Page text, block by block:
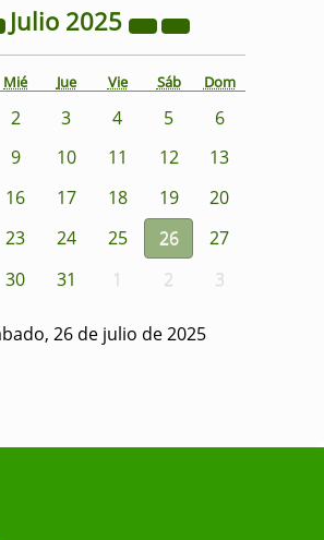
Julio 2025
Mié Jue Vie Sáb Dom
2 3 4 5
6
9 10 11 12
13
16 17 18 19
20
23 24 25 26
27
30 31 1 2 3
26 de julio de 2025